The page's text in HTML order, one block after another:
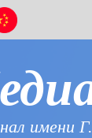
имени